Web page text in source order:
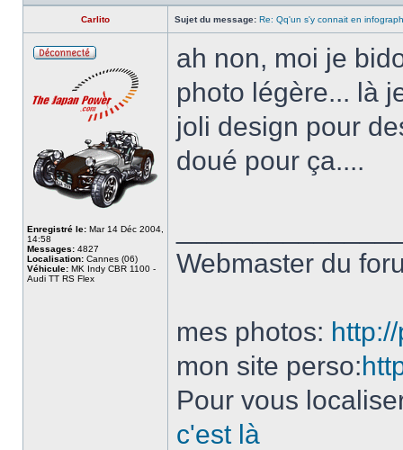
Carlito Sujet du message: Re: Qq'un s'y connait en
Enregistré le: Mar 14 Déc 2004,
14:58
Messages: 4827
Localisation: Cannes (06)
Véhicule: MK Indy CBR 1100 -
Audi TT RS Flex
ah non, moi je
photo légère... là
joli design pour
doué pour ça....
Webmaster du
mes photos:
mon site perso:
Pour vous
c'est là